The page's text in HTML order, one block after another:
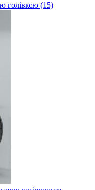
голівкою (15)